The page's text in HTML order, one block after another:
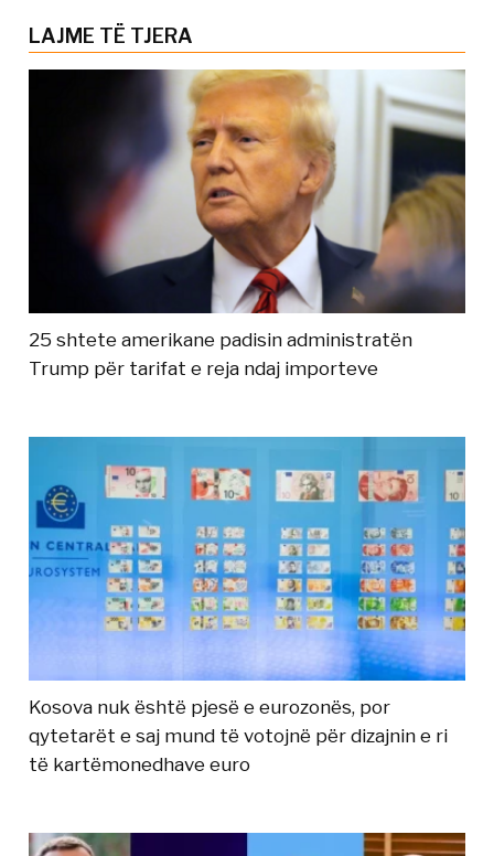
LAJME TË TJERA
25 shtete amerikane padisin administratën
Trump për tarifat e reja ndaj importeve
Kosova nuk është pjesë e eurozonës, por
qytetarët e saj mund të votojnë për dizajnin e ri
të kartëmonedhave euro